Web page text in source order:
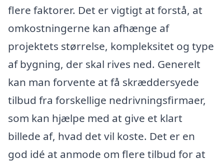
flere faktorer. Det er vigtigt at forstå, at
omkostningerne kan afhænge af
projektets størrelse, kompleksitet og type
af bygning, der skal rives ned. Generelt
kan man forvente at få skræddersyede
tilbud fra forskellige nedrivningsfirmaer,
som kan hjælpe med at give et klart
billede af, hvad det vil koste. Det er en
god idé at anmode om flere tilbud for at